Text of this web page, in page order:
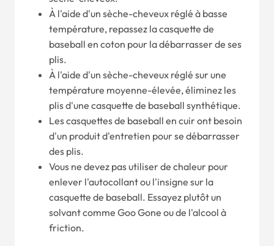
À l'aide d'un sèche-cheveux réglé à basse
température, repassez la casquette de
baseball en coton pour la débarrasser de ses
plis.
À l'aide d'un sèche-cheveux réglé sur une
température moyenne-élevée, éliminez les
plis d'une casquette de baseball synthétique.
Les casquettes de baseball en cuir ont besoin
d'un produit d'entretien pour se débarrasser
des plis.
Vous ne devez pas utiliser de chaleur pour
enlever l'autocollant ou l'insigne sur la
casquette de baseball. Essayez plutôt un
solvant comme Goo Gone ou de l'alcool à
friction.